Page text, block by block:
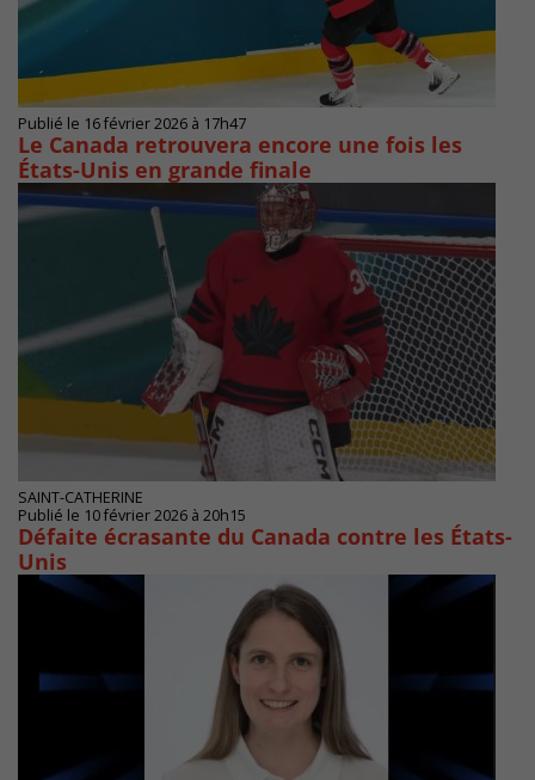
Publié le 16 février 2026 à 17h47
Le Canada retrouvera encore une fois les
États-Unis en grande finale
SAINT-CATHERINE
Publié le 10 février 2026 à 20h15
Défaite écrasante du Canada contre les États-
Unis